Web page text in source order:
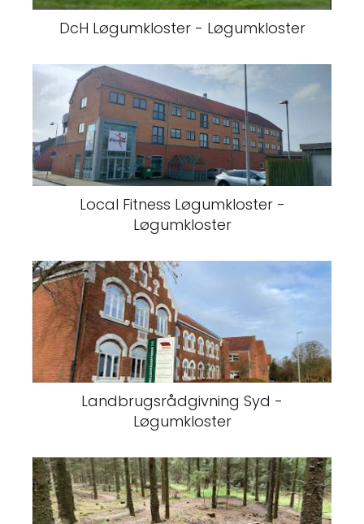
DcH Løgumkloster - Løgumkloster
Local Fitness Løgumkloster -
Løgumkloster
Landbrugsrådgivning Syd -
Løgumkloster